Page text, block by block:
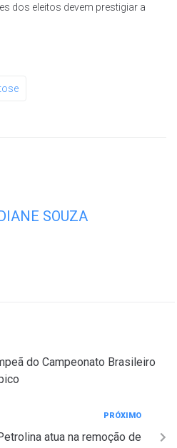
dos eleitos devem prestigiar a
SOUZA
do Campeonato Brasileiro
PRÓXIMO
atua na remoção de